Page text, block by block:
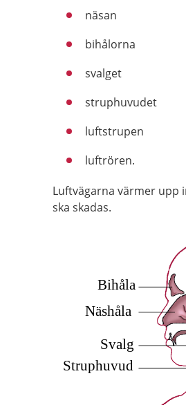
näsan
bihålorna
svalget
struphuvudet
luftstrupen
luftrören.
Luftvägarna värmer
ska skadas.